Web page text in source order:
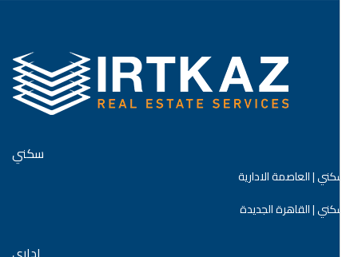
سكني
| العاصمة الادارية
| القاهرة الجديدة